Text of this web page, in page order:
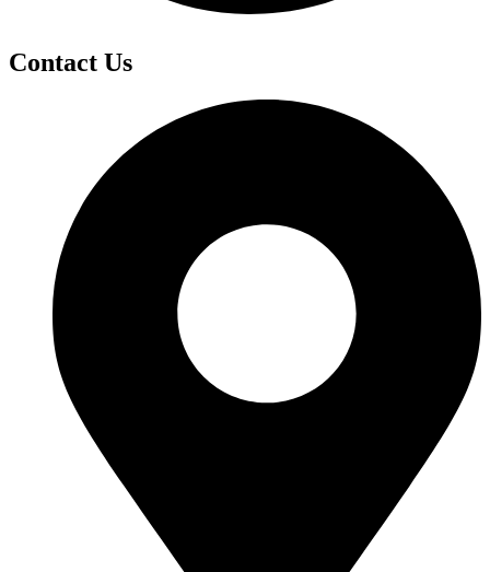
Contact Us